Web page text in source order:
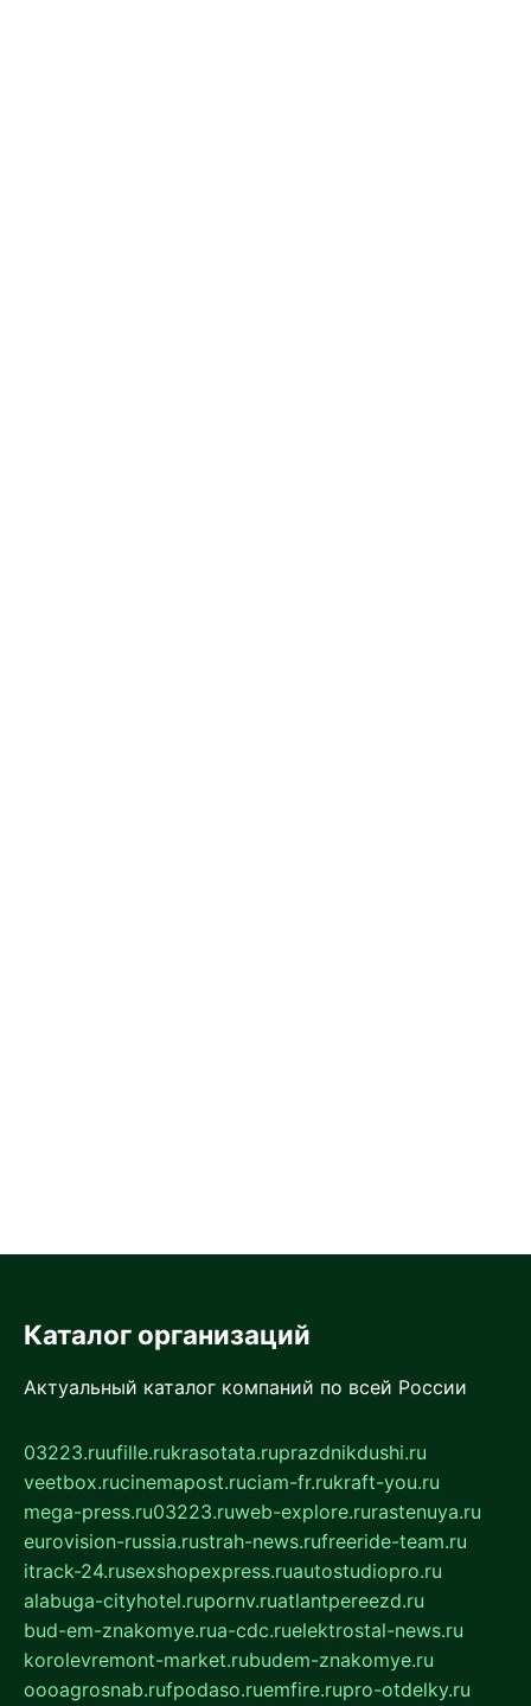
Каталог организаций
Актуальный каталог компаний по всей России
03223.ruufille.rukrasotata.ruprazdnikdushi.ru
veetbox.rucinemapost.ruciam-fr.rukraft-you.ru
mega-press.ru03223.ruweb-explore.rurastenuya.ru
eurovision-russia.rustrah-news.rufreeride-team.ru
itrack-24.rusexshopexpress.ruautostudiopro.ru
alabuga-cityhotel.rupornv.ruatlantpereezd.ru
bud-em-znakomye.rua-cdc.ruelektrostal-news.ru
korolevremont-market.rubudem-znakomye.ru
oooagrosnab.rufpodaso.ruemfire.rupro-otdelky.ru